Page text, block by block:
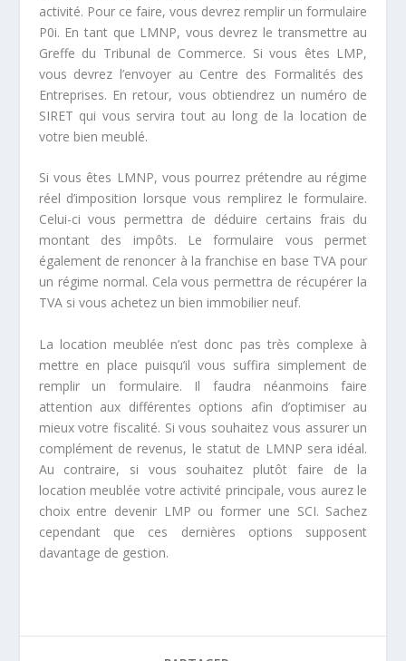
activité. Pour ce faire, vous devrez remplir un formulaire
P0i. En tant que LMNP, vous devrez le transmettre au
Greffe du Tribunal de Commerce. Si vous êtes LMP,
vous devrez l’envoyer au Centre des Formalités des
Entreprises. En retour, vous obtiendrez un numéro de
SIRET qui vous servira tout au long de la location de
votre bien meublé.
Si vous êtes LMNP, vous pourrez prétendre au régime
réel d’imposition lorsque vous remplirez le formulaire.
Celui-ci vous permettra de déduire certains frais du
montant des impôts. Le formulaire vous permet
également de renoncer à la franchise en base TVA pour
un régime normal. Cela vous permettra de récupérer la
TVA si vous achetez un bien immobilier neuf.
La location meublée n’est donc pas très complexe à
mettre en place puisqu’il vous suffira simplement de
remplir un formulaire. Il faudra néanmoins faire
attention aux différentes options afin d’optimiser au
mieux votre fiscalité. Si vous souhaitez vous assurer un
complément de revenus, le statut de LMNP sera idéal.
Au contraire, si vous souhaitez plutôt faire de la
location meublée votre activité principale, vous aurez le
choix entre devenir LMP ou former une SCI. Sachez
cependant que ces dernières options supposent
davantage de gestion.